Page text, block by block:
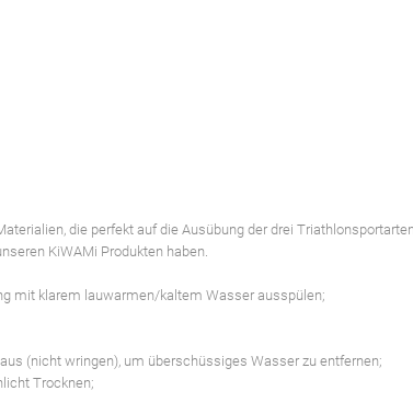
die perfekt auf die Ausübung der drei
KiWAMi Produkten haben.
mit klarem lauwarmen/kaltem Wasser ausspülen;
(nicht wringen), um überschüssiges Wasser zu entfernen;
Trocknen;